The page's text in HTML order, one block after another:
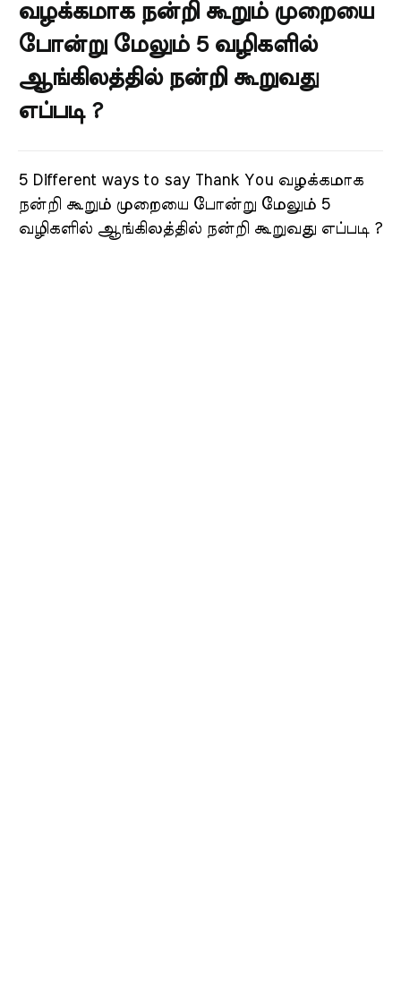
வழக்கமாக நன்றி கூறும் முறையை
போன்று மேலும் 5 வழிகளில்
ஆங்கிலத்தில் நன்றி கூறுவது
எப்படி ?
5 Different ways to say Thank You வழக்கமாக
நன்றி கூறும் முறையை போன்று மேலும் 5
வழிகளில் ஆங்கிலத்தில் நன்றி கூறுவது எப்படி ?